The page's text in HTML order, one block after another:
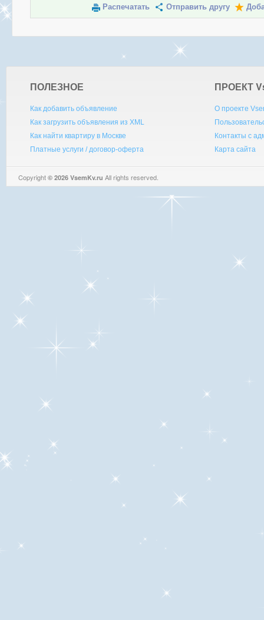
Распечатать Отправить другу
ПОЛЕЗНОЕ
Как добавить объявление
Как загрузить объявления из XML
Как найти квартиру в Москве
Платные услуги / договор-оферта
ПРОЕКТ V
О проекте
Контакты с
Карта сайта
Copyright © 2026 VsemKv.ru All rights reserved.